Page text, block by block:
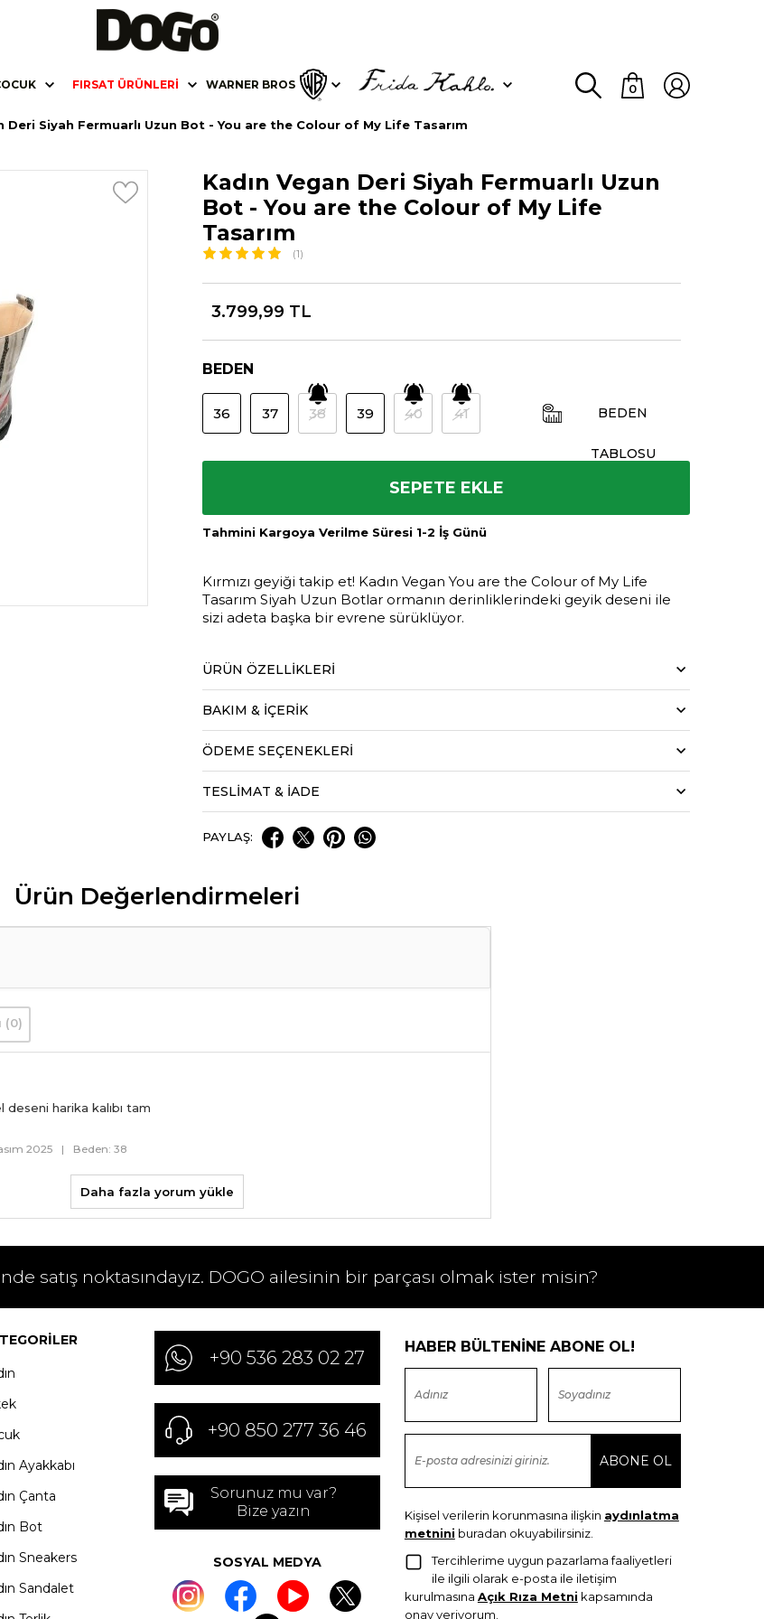
FIRSAT ÜRÜNLERI WARNER BROS 0
Deri Siyah Fermuarlı Uzun Bot - You are the Colour of My Life Tasarım
Kadın Vegan Deri Siyah Fermuarlı Uzun
Bot - You are the Colour of My Life
Tasarım
(1)
3.799,99 TL
BEDEN
36 37 38 39 40 41 BEDEN
TABLOSU
SEPETE EKLE
Tahmini Kargoya Verilme Süresi 1-2 İş Günü
Kırmızı geyiği takip et! Kadın Vegan You are the Colour of My Life
Tasarım Siyah Uzun Botlar ormanın derinliklerindeki geyik deseni ile
sizi adeta başka bir evrene sürüklüyor.
ÜRÜN ÖZELLIKLERI
BAKIM & İÇERİK
ÖDEME SEÇENEKLERI
TESLİMAT & İADE
PAYLAŞ:
Ürün Değerlendirmeleri
(0)
deseni harika kalıbı tam
2025 | Beden: 38
Daha fazla yorum yükle
satış noktasındayız. DOGO ailesinin bir parçası olmak ister misin?
Ayakkabı
Çanta
Bot
Sneakers
Sandalet
+90 536 283 02 27
+90 850 277 36 46
Sorunuz mu var?
Bize yazın
SOSYAL MEDYA
HABER BÜLTENİNE ABONE OL!
Kişisel verilerin korunmasına ilişkin aydınlatma
metnini buradan okuyabilirsiniz.
Tercihlerime uygun pazarlama faaliyetleri
ile ilgili olarak e-posta ile iletişim
kurulmasına Açık Rıza Metni kapsamında
onay veriyorum.